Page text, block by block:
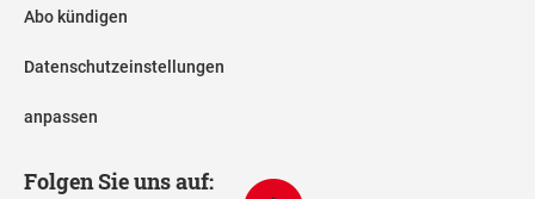
Abo kündigen
Datenschutzeinstellungen
anpassen
Folgen Sie uns auf: